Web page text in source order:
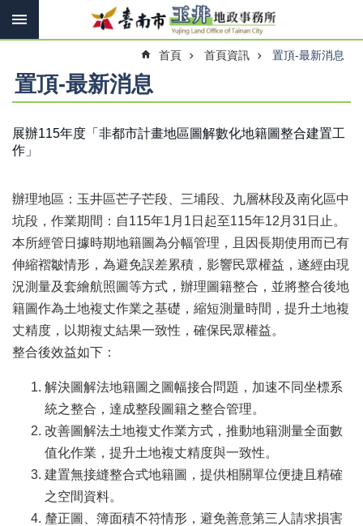
跳到主要內容區塊
搜
搜
尋
訊
報
機
關
簡
介
線
上
申
首頁 首頁資訊 置頂-最新消息
置頂-最新消息
展辦115年度「非都市計畫地區圖解數化地籍圖整合建置工
作」
辦理地區：玉井區芒子芒段、三埔段、九層林段及南化區中
坑段，作業期間：自115年1月1日起至115年12月31日止。
本所經管日據時期地籍圖為分幅管理，且因長期使用而已有
伸縮褶皺情形，為避免誤差累積，影響民眾權益，遂經由現
況測量及套繪航照圖等方式，辦理圖籍整合，並將整合後地
籍圖作為土地複丈作業之基礎，縮短測量時間，提升土地複
丈精度，以期複丈結果一致性，確保民眾權益。
整合後效益如下：
解決圖解法地籍圖之圖幅接合問題，加速不同坐標系
統之整合，達成整段圖籍之整合管理。
改善圖解法土地複丈作業方式，推動地籍測量全面數
值化作業，提升土地複丈精度與一致性。
建置無接縫整合式地籍圖，提供相關單位便捷且精確
之空間資料。
釐正圖、簿面積不符情形，避免善意第三人請求損害